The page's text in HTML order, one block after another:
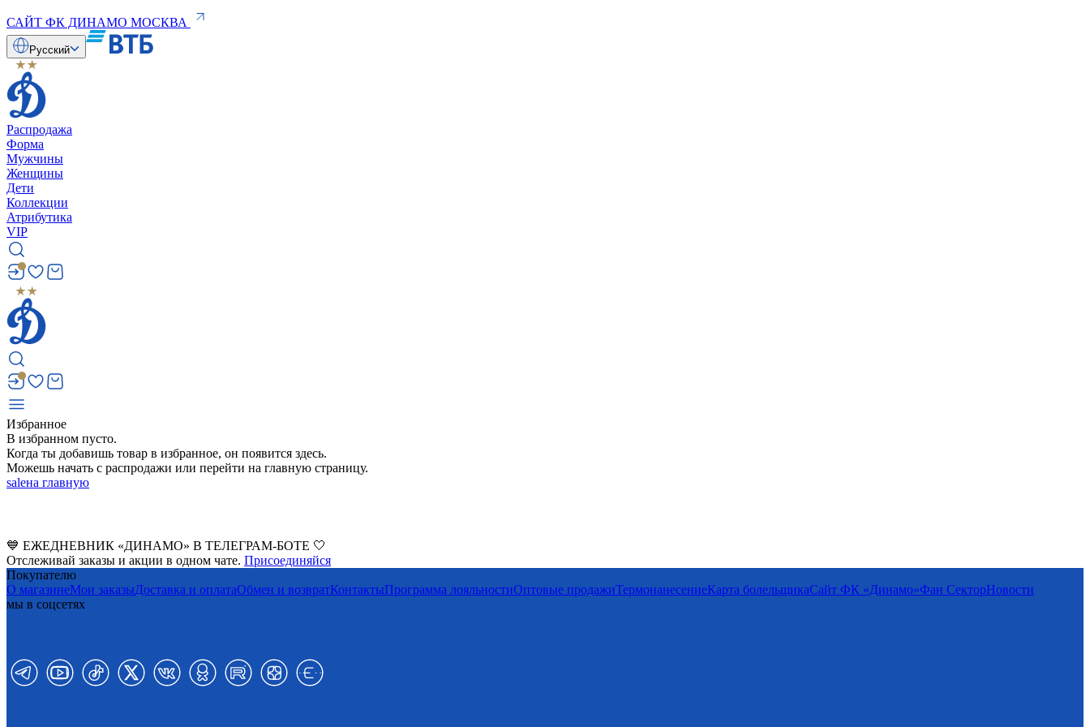
САЙТ ФК ДИНАМО МОСКВА
Русский
Распродажа
Форма
Мужчины
Женщины
Дети
Коллекции
Атрибутика
VIP
Избранное
В избранном пусто.
Когда ты добавишь товар в избранное, он появится здесь.
Можешь начать с распродажи или перейти на главную страницу.
saleна главную
💙 ЕЖЕДНЕВНИК «ДИНАМО» В ТЕЛЕГРАМ-БОТЕ 🤍
Отслеживай заказы и акции в одном чате. Присоединяйся
Покупателю
О магазинеМои заказыДоставка и оплатаОбмен и возвратКонтактыПрограмма лояльностиОптовые продажиТермонанесениеКарта болельщикаСайт ФК «Динамо»Фан CекторНовости
мы в соцсетях